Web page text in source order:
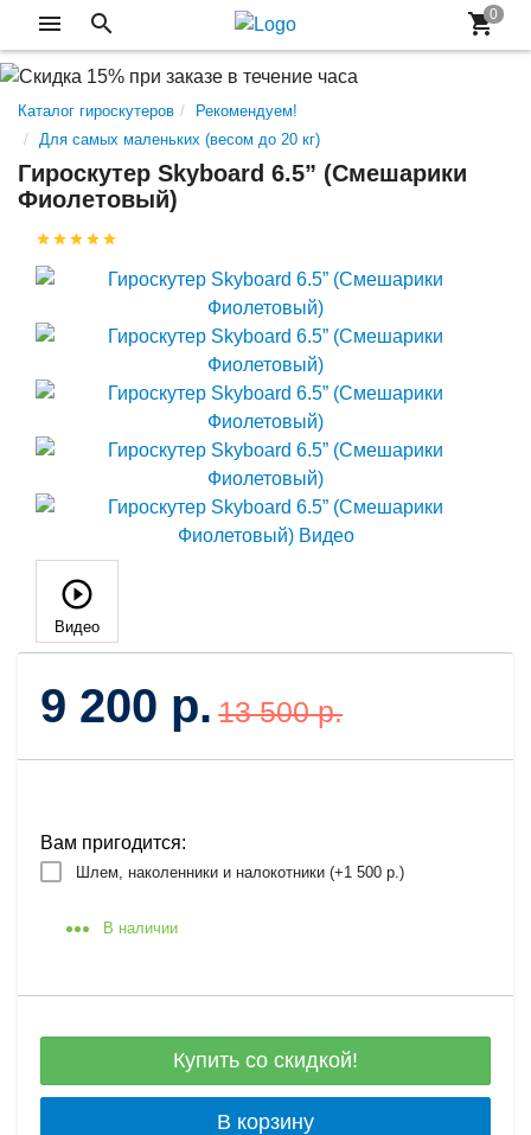
Каталог гироскутеров
Рекомендуем!
Для самых маленьких (весом до 20 кг)
Гироскутер Skyboard 6.5” (Смешарики
Фиолетовый)
Видео
9 200 р. 13 500 р.
Вам пригодится:
Шлем, наколенники и налокотники (+1 500 р.)
В наличии
Купить со скидкой!
В корзину